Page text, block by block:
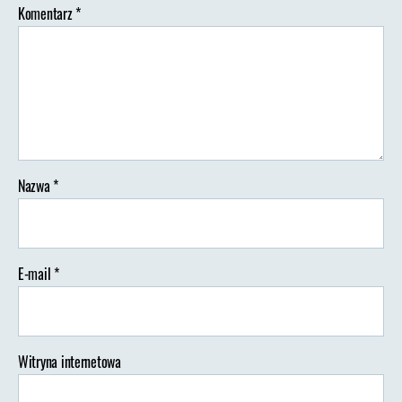
Komentarz*
Nazwa*
E-mail*
Witryna internetowa